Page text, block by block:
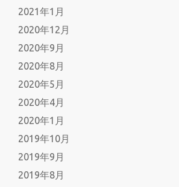
2021年1月
2020年12月
2020年9月
2020年8月
2020年5月
2020年4月
2020年1月
2019年10月
2019年9月
2019年8月